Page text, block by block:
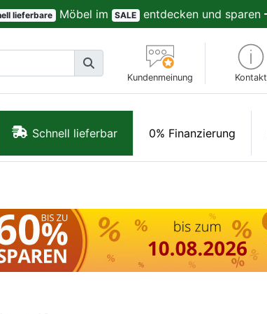
lieferbare Möbel im SALE entdecken und sparen
Kundenmeinung Kontakt
Schnell lieferbar 0% Finanzierung